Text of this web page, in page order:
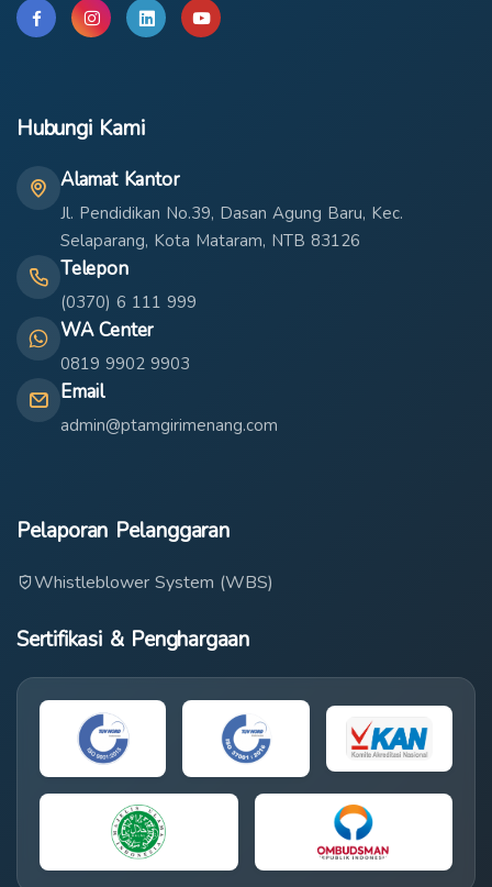
Hubungi Kami
Alamat Kantor
Jl. Pendidikan No.39, Dasan Agung Baru, Kec.
Selaparang, Kota Mataram, NTB 83126
Telepon
(0370) 6 111 999
WA Center
0819 9902 9903
Email
admin@ptamgirimenang.com
Pelaporan Pelanggaran
Whistleblower System (WBS)
Sertifikasi & Penghargaan